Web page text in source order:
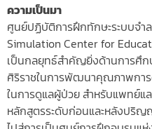
ความเป็นมา
ศูนย์ปฏิบัติการฝึกทักษะระบบจำ
Simulation Center for
เป็นกลยุทธ์สำคัญยิ่งด้านการศึก
ศิริราชในการพัฒนาคุณภาพกา
ในการดูแลผู้ป่วย สำหรับแพทย์แ
หลักสูตรระดับก่อนและหลังปริญ